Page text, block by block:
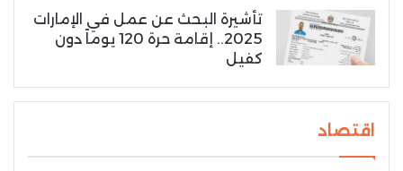
تأشيرة البحث عن عمل في الإمارات
2025.. إقامة حرة 120 يوماً دون
كفيل
اقتصاد